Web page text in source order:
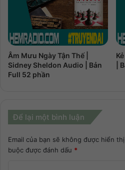
Âm Mưu Ngày Tận Thế |
Sidney Sheldon Audio | Bản
Full 52 phần
|
Để lại một bình luận
Email của bạn sẽ không được hiển
buộc được đánh dấu *